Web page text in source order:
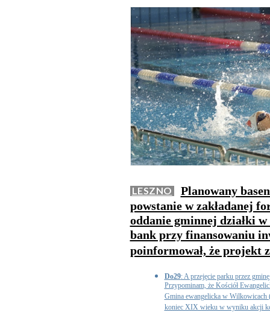
LESZNO
Planowany
powstanie w zakładanej
oddanie gminnej działki w
bank przy finansowaniu
poinformował, że projekt
Do29: A przejęcie parku przez
Przypominam, że Kościół
Gmina ewangelicka w Wilkowicach
koniec XIX wieku w wyniku akcji